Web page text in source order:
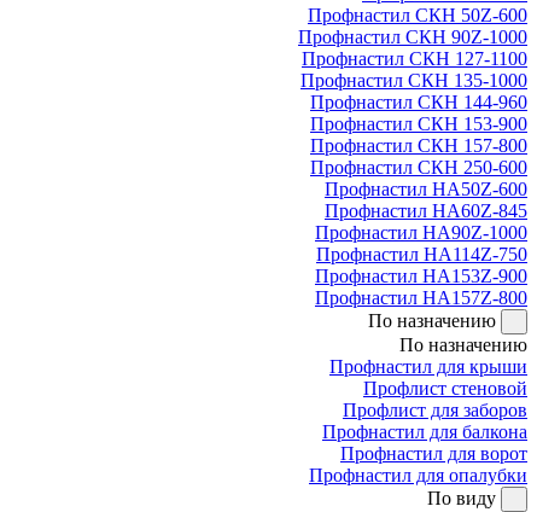
Профнастил СКН 50Z-600
Профнастил СКН 90Z-1000
Профнастил СКН 127-1100
Профнастил СКН 135-1000
Профнастил СКН 144-960
Профнастил СКН 153-900
Профнастил СКН 157-800
Профнастил СКН 250-600
Профнастил НА50Z-600
Профнастил НА60Z-845
Профнастил НА90Z-1000
Профнастил НА114Z-750
Профнастил НА153Z-900
Профнастил НА157Z-800
По назначению
По назначению
Профнастил для крыши
Профлист стеновой
Профлист для заборов
Профнастил для балкона
Профнастил для ворот
Профнастил для опалубки
По виду